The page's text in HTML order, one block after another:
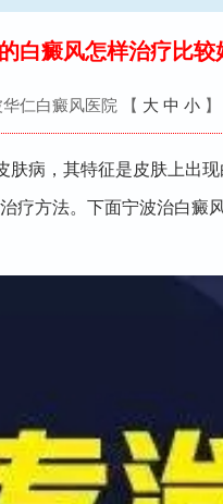
白癜风怎样治疗比较
仁白癜风医院 【 大 中 小 】
肤病，其特征是皮肤上出
疗方法。下面宁波治白癜